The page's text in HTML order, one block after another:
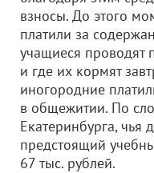
взносы. До этого
платили за
учащиеся проводят
и где их кормят
иногородние
в общежитии. По
Екатеринбурга, чья
предстоящий
67 тыс. рублей.